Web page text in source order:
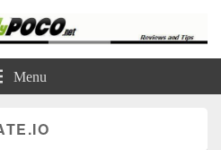
, VPN , Webhosting
Menu